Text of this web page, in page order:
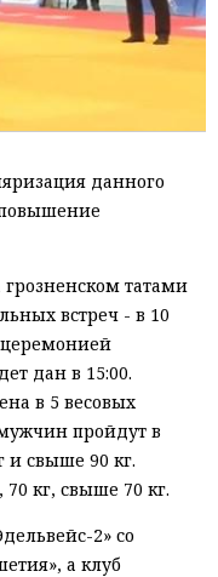
данного
татами
встреч - в 10
церемонией
дан в 15:00.
в 5 весовых
пройдут в
и свыше 90 кг.
кг, свыше 70 кг.
2» со
а клуб